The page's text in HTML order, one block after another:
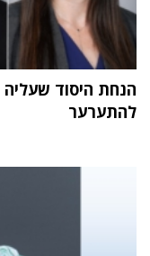
הנחת היסוד שעליה
להתערער